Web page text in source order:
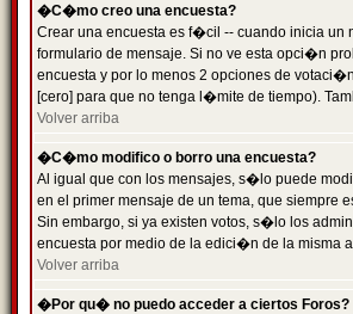
�C�mo creo una encuesta?
Crear una encuesta es f�cil -- cuando inicia
formulario de mensaje. Si no ve esta opci�n
encuesta y por lo menos 2 opciones de
[cero] para que no tenga l�mite de tiempo).
Volver arriba
�C�mo modifico o borro una encuesta?
Al igual que con los mensajes, s�lo puede
en el primer mensaje de un tema, que siempre
Sin embargo, si ya existen votos, s�lo los
encuesta por medio de la edici�n de la misma
Volver arriba
�Por qu� no puedo acceder a ciertos Foros?